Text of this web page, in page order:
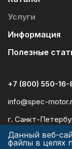
Услуги
Информация
Полезные
+7 (800) 550-16-
info@spec-
г. Санкт-
Данный веб-
файлы в целях